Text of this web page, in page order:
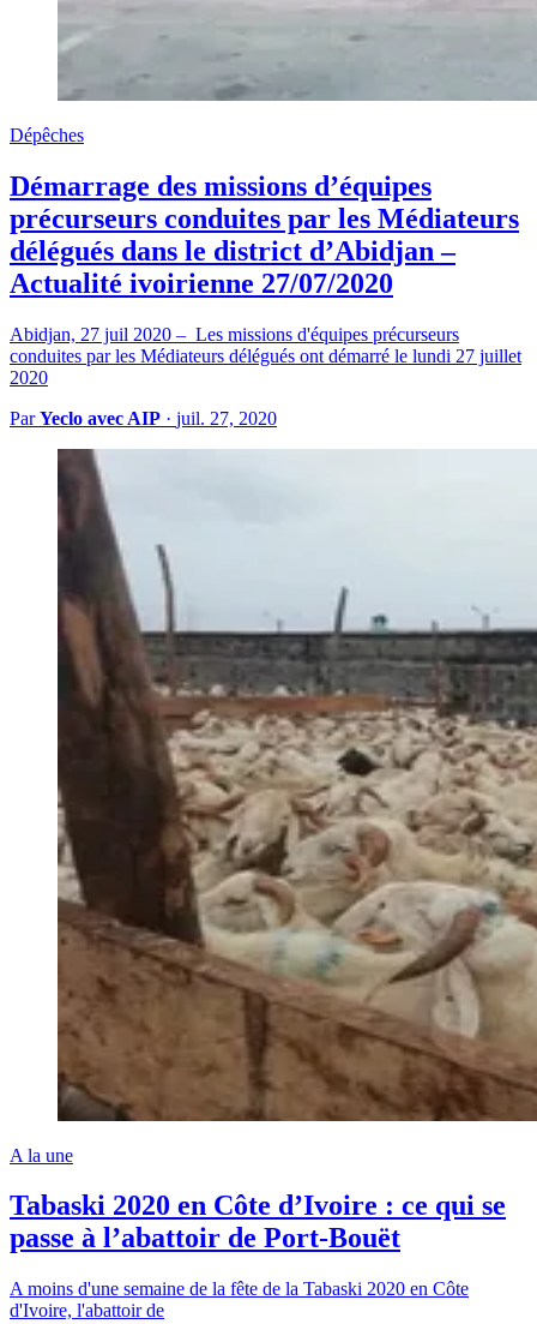
Dépêches
Démarrage des missions d’équipes
précurseurs conduites par les Médiateurs
délégués dans le district d’Abidjan –
Actualité ivoirienne 27/07/2020
Abidjan, 27 juil 2020 – Les missions d'équipes précurseurs
conduites par les Médiateurs délégués ont démarré le lundi 27 juillet
2020
ParYeclo avec AIP · juil. 27, 2020
A la une
Tabaski 2020 en Côte d’Ivoire : ce qui se
passe à l’abattoir de Port-Bouët
A moins d'une semaine de la fête de la Tabaski 2020 en Côte
d'Ivoire, l'abattoir de